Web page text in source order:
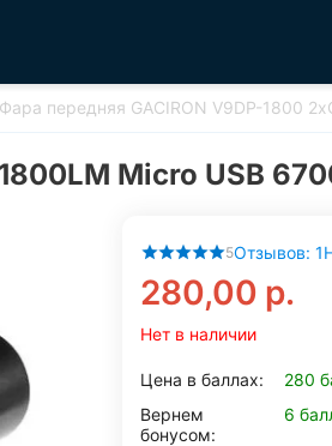
Фара передняя GACIRON V9DP-1800
Micro USB
5Отзывов: 1
280,00 р.
Нет в наличии
Цена в баллах:
280
Вернем
бонусом:
6